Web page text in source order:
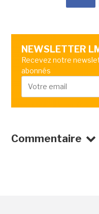
NEWSLETTER
Recevez notre
abonnés
Commentaire